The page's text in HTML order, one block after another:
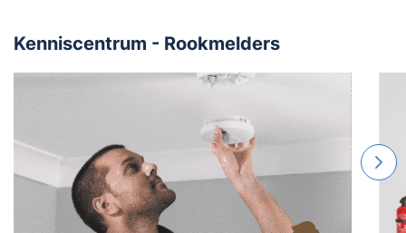
Kenniscentrum - Rookmelders